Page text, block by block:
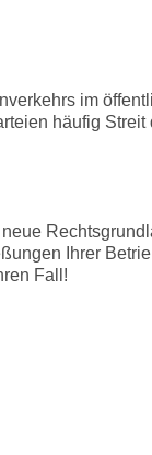
im
häufig Streit
Ihrer
Fall!